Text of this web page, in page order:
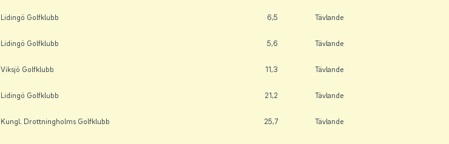
Lidingö Golfklubb 6,5 Tävlande
Lidingö Golfklubb 5,6 Tävlande
Viksjö Golfklubb 11,3 Tävlande
Lidingö Golfklubb 21,2 Tävlande
Kungl. Drottningholms Golfklubb 25,7 Tävlande